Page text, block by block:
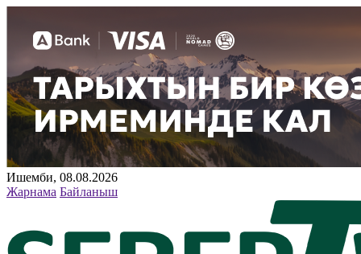
Ишемби, 08.08.2026
Жарнама Байланыш